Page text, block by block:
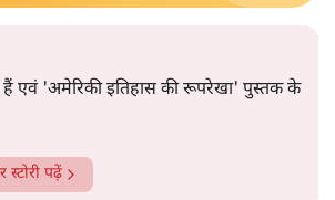
हैं एवं 'अमेरिकी इतिहास की रूपरेखा' पुस्तक के
पढ़ें